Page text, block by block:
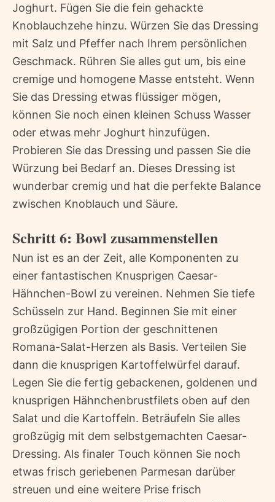
Joghurt. Fügen Sie die fein gehackte
Knoblauchzehe hinzu. Würzen Sie das Dressing
mit Salz und Pfeffer nach Ihrem persönlichen
Geschmack. Rühren Sie alles gut um, bis eine
cremige und homogene Masse entsteht. Wenn
Sie das Dressing etwas flüssiger mögen,
können Sie noch einen kleinen Schuss Wasser
oder etwas mehr Joghurt hinzufügen.
Probieren Sie das Dressing und passen Sie die
Würzung bei Bedarf an. Dieses Dressing ist
wunderbar cremig und hat die perfekte Balance
zwischen Knoblauch und Säure.
Schritt 6: Bowl zusammenstellen
Nun ist es an der Zeit, alle Komponenten zu
einer fantastischen Knusprigen Caesar-
Hähnchen-Bowl zu vereinen. Nehmen Sie tiefe
Schüsseln zur Hand. Beginnen Sie mit einer
großzügigen Portion der geschnittenen
Romana-Salat-Herzen als Basis. Verteilen Sie
dann die knusprigen Kartoffelwürfel darauf.
Legen Sie die fertig gebackenen, goldenen und
knusprigen Hähnchenbrustfilets oben auf den
Salat und die Kartoffeln. Beträufeln Sie alles
großzügig mit dem selbstgemachten Caesar-
Dressing. Als finaler Touch können Sie noch
etwas frisch geriebenen Parmesan darüber
streuen und eine weitere Prise frisch